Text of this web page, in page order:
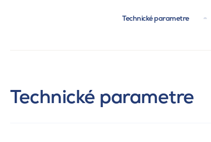
Technické parametre
Technické parametre